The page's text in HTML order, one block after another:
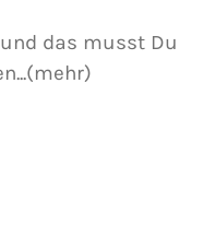
das musst Du